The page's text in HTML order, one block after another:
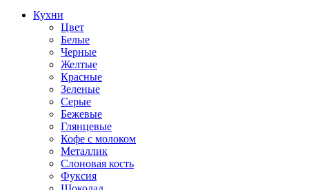
Кухни
Цвет
Белые
Черные
Желтые
Красные
Зеленые
Серые
Бежевые
Глянцевые
Кофе с молоком
Металлик
Слоновая кость
Фуксия